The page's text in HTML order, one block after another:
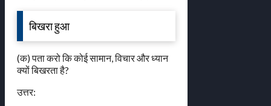
बिखरा हुआ
(क) पता करो कि कोई सामान, विचार और ध्यान
क्यों बिखरता है?
उत्तर: